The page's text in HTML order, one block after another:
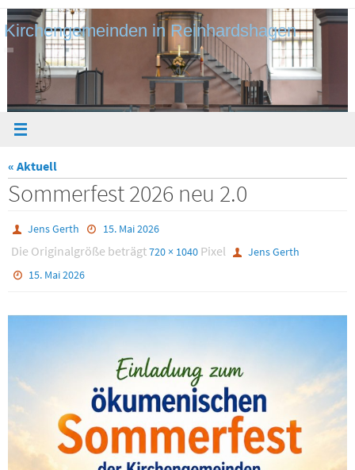
Zum
Inhalt
springen
Kirchengemeinden in Reinhardshagen
« Aktuell
Sommerfest 2026 neu 2.0
Jens Gerth 15. Mai 2026
Die Originalgröße beträgt720 × 1040 Pixel
Jens Gerth
15. Mai 2026